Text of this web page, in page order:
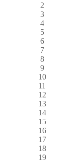
2
3
4
5
6
7
8
9
10
11
12
13
14
15
16
17
18
19